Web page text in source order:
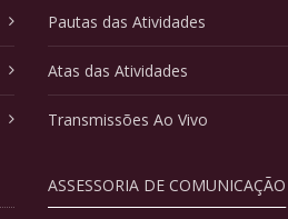
Pautas das Atividades
Atas das Atividades
Transmissões Ao Vivo
ASSESSORIA DE COMUNICAÇÃO